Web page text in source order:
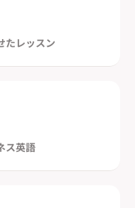
たレッスン
ス英語